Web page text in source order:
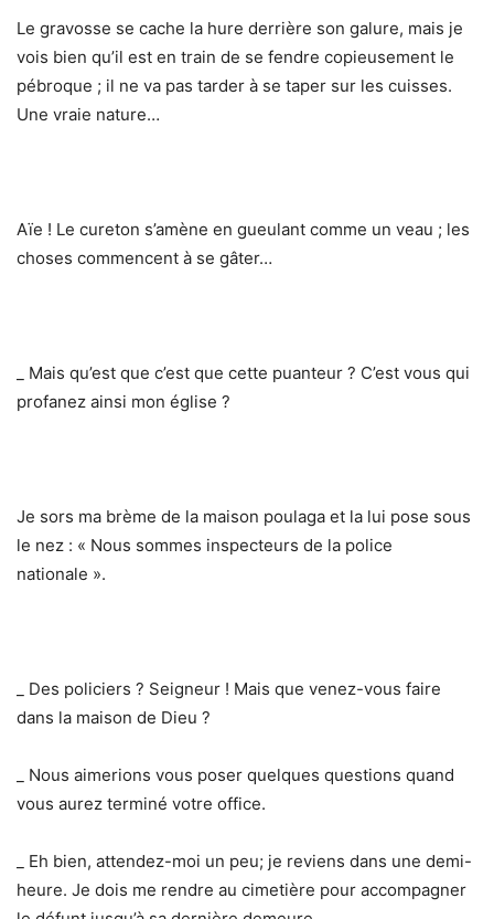
Le gravosse se cache la hure derrière son galure, mais je
vois bien qu’il est en train de se fendre copieusement le
pébroque ; il ne va pas tarder à se taper sur les cuisses.
Une vraie nature…
Aïe ! Le cureton s’amène en gueulant comme un veau ; les
choses commencent à se gâter…
_ Mais qu’est que c’est que cette puanteur ? C’est vous qui
profanez ainsi mon église ?
Je sors ma brème de la maison poulaga et la lui pose sous
le nez : « Nous sommes inspecteurs de la police
nationale ».
_ Des policiers ? Seigneur ! Mais que venez-vous faire
dans la maison de Dieu ?
_ Nous aimerions vous poser quelques questions quand
vous aurez terminé votre office.
_ Eh bien, attendez-moi un peu; je reviens dans une demi-
heure. Je dois me rendre au cimetière pour accompagner